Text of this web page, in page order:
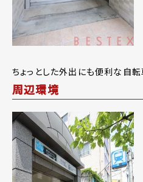
ちょっとした外出にも便利な自転
周辺環境